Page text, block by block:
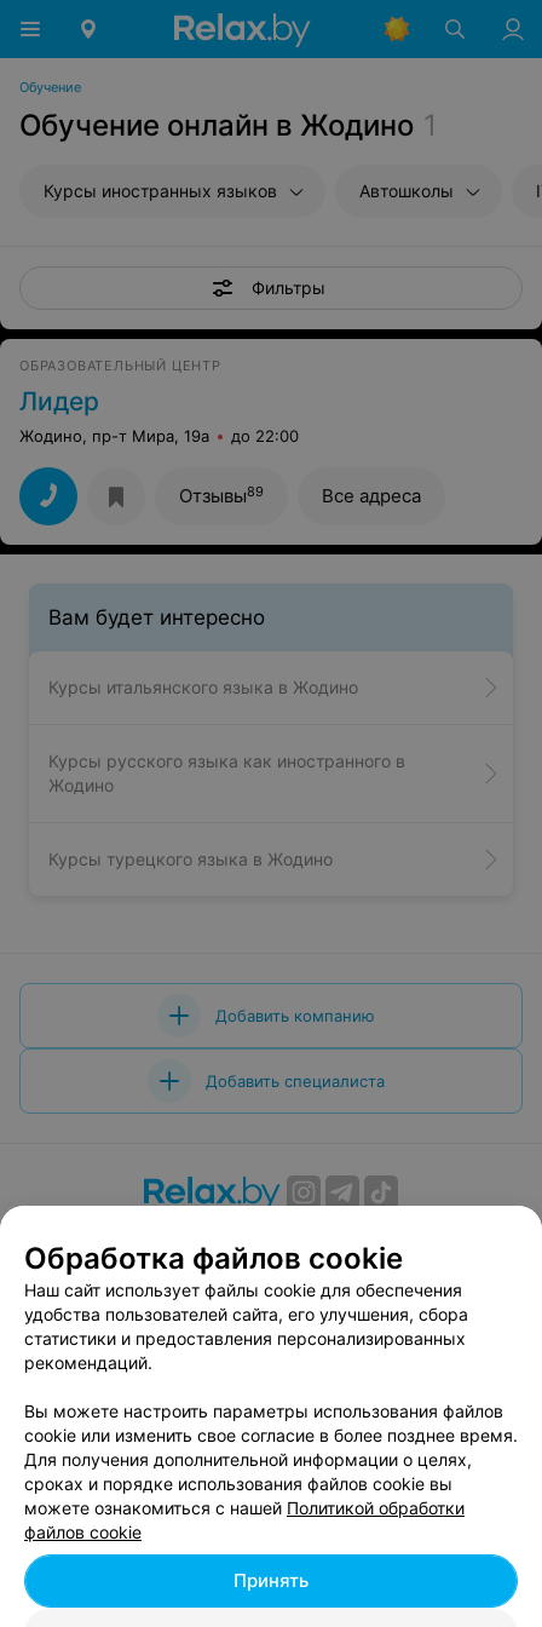
Обучение
Обучение онлайн в Жодино 1
Курсы иностранных языков Автошколы
Фильтры
ОБРАЗОВАТЕЛЬНЫЙ ЦЕНТР
Лидер
Жодино, пр-т Мира, 19а до 22:00
Отзывы89 Все адреса
Вам будет интересно
Курсы итальянского языка в Жодино
Курсы русского языка как иностранного в
Жодино
Курсы турецкого языка в Жодино
Добавить компанию
Добавить специалиста
Вакансии
Публичный договор
Способы оплаты
Публичный договор по использованию сервиса
«Афиша»
Пользовательское соглашение
Связаться по вопросам сотрудничества
Написать руководителю relax.by
Персональные настройки cookie
Обработка персональных данных
Обработка файлов cookie
Наш сайт использует файлы cookie для обеспечения
удобства пользователей сайта, его улучшения, сбора
статистики и предоставления персонализированных
рекомендаций.
Вы можете настроить параметры использования файлов
cookie или изменить свое согласие в более позднее время.
Для получения дополнительной информации о целях,
сроках и порядке использования файлов cookie вы
можете ознакомиться с нашей Политикой обработки
файлов cookie
Принять